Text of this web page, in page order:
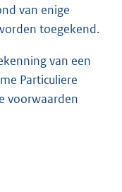
van enige
toegekend.
van een
Particuliere
voorwaarden